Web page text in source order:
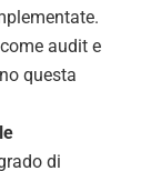
audit e
questa
di